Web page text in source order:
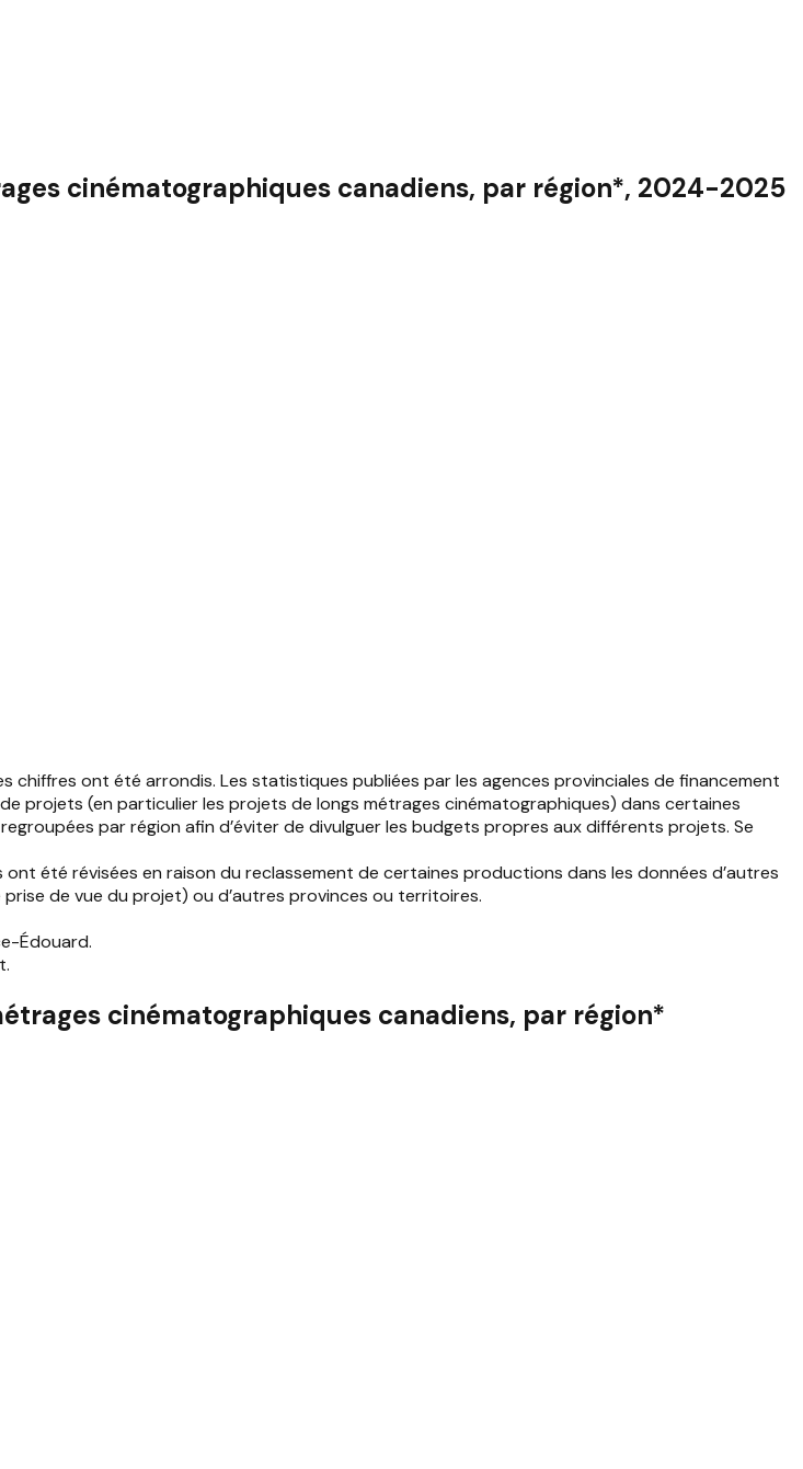
cinématographiques canadiens, par région*, 2024-2025
ont été arrondis. Les statistiques publiées par les agences provinciales de financement
projets (en particulier les projets de longs métrages cinématographiques) dans certaines
par région afin d’éviter de divulguer les budgets propres aux différents projets. Se
été révisées en raison du reclassement de certaines productions dans les données d’autres
de vue du projet) ou d’autres provinces ou territoires.
Édouard.
cinématographiques canadiens, par région*